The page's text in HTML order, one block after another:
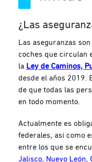
¿Las
Las aseguranzas
coches que circulan
la Ley de Caminos,
desde el años 2019.
de que todas las
en todo momento.
Actualmente es
federales, así como
entre los que se
Jalisco, Nuevo León,